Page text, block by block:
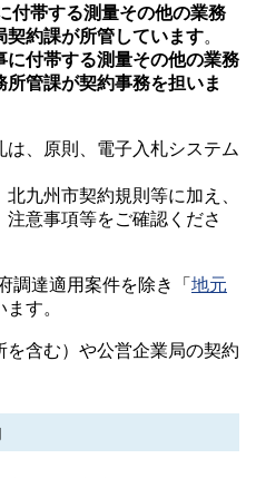
付帯する測量その他の業務
契約課が所管しています。
に付帯する測量その他の業務
管課が契約事務を担いま
、原則、電子入札システム
九州市契約規則等に加え、
意事項等をご確認くださ
調達適用案件を除き「 地元
す。
を含む）や公営企業局の契約